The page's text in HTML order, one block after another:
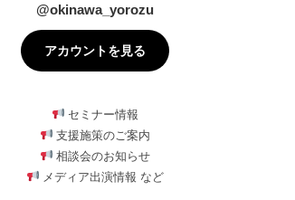
@okinawa_yorozu
アカウントを見る
セミナー情報
支援施策のご案内
相談会のお知らせ
メディア出演情報 など